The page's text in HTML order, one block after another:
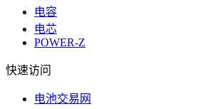
电容
电芯
POWER-Z
快速访问
电池交易网